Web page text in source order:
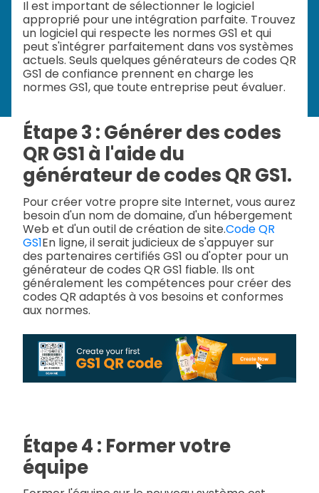
Il est important de sélectionner le logiciel
approprié pour une intégration parfaite. Trouvez
un logiciel qui respecte les normes GS1 et qui
peut s'intégrer parfaitement dans vos systèmes
actuels. Seuls quelques générateurs de codes QR
GS1 de confiance prennent en charge les
normes GS1, que toute entreprise peut évaluer.
Étape 3 : Générer des codes
QR GS1 à l'aide du
générateur de codes QR GS1.
Pour créer votre propre site Internet, vous aurez
besoin d'un nom de domaine, d'un hébergement
Web et d'un outil de création de site.Code QR
GS1En ligne, il serait judicieux de s'appuyer sur
des partenaires certifiés GS1 ou d'opter pour un
générateur de codes QR GS1 fiable. Ils ont
généralement les compétences pour créer des
codes QR adaptés à vos besoins et conformes
aux normes.
Étape 4 : Former votre
équipe